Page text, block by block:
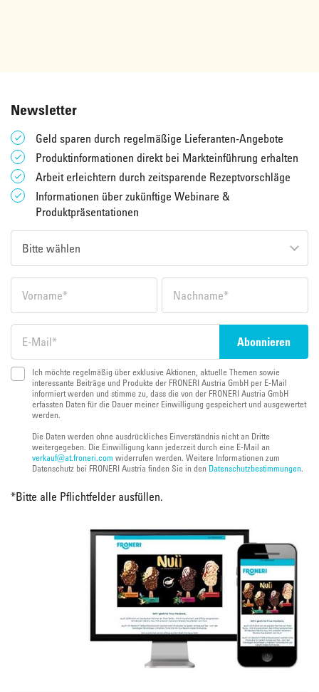
Newsletter
Geld sparen durch regelmäßige Lieferanten-Angebote
Produktinformationen direkt bei Markteinführung erhalten
Arbeit erleichtern durch zeitsparende Rezeptvorschläge
Informationen über zukünftige Webinare &
Produktpräsentationen
Ich möchte regelmäßig über exklusive Aktionen, aktuelle Themen sowie
interessante Beiträge und Produkte der FRONERI Austria GmbH per E-Mail
informiert werden und stimme zu, dass die von der FRONERI Austria GmbH
erfassten Daten für die Dauer meiner Einwilligung gespeichert und ausgewertet
werden.
Die Daten werden ohne ausdrückliches Einverständnis nicht an Dritte
weitergegeben. Die Einwilligung kann jederzeit durch eine E-Mail an
verkauf@at.froneri.com widerrufen werden. Weitere Informationen zum
Datenschutz bei FRONERI Austria finden Sie in den Datenschutzbestimmungen.
*Bitte alle Pflichtfelder ausfüllen.